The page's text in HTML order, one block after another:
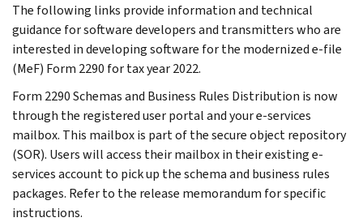
The following links provide information and technical
guidance for software developers and transmitters who are
interested in developing software for the modernized e-file
(MeF) Form 2290 for tax year 2022.
Form 2290 Schemas and Business Rules Distribution is now
through the registered user portal and your e-services
mailbox. This mailbox is part of the secure object repository
(SOR). Users will access their mailbox in their existing e-
services account to pick up the schema and business rules
packages. Refer to the release memorandum for specific
instructions.